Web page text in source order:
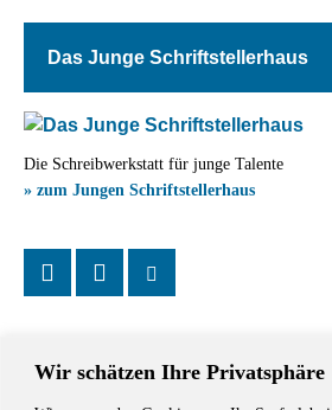
Wir schätzen Ihre Privatsphäre
Das Junge Schriftstellerhaus
Die Schreibwerkstatt für junge Talente
» zum Jungen Schriftstellerhaus